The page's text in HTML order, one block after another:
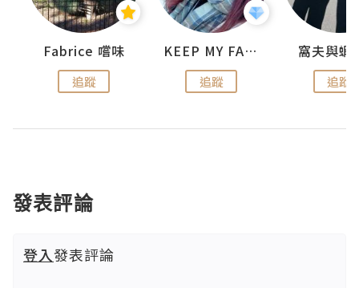
Fabrice 嚐味
追蹤
KEEP MY FAITH
追蹤
窩夫與蝦
追蹤
發表評論
登入發表評論